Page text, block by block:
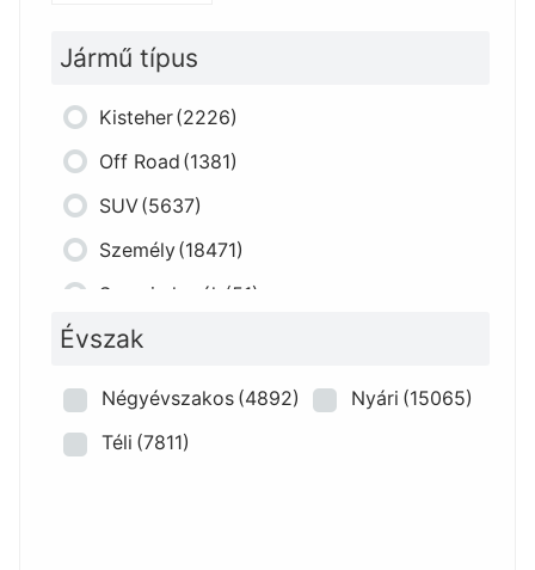
Jármű típus
Kisteher(2226)
Off Road (1381)
SUV(5637)
Személy(18471)
Szerviz kerék (51)
Évszak
Négyévszakos (4892) Nyári (15065)
Téli (7811)